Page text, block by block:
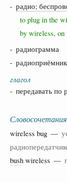
- радио;
to plug in the
by wireless,
- радиограмма
- радиоприёмник
глагол
- передавать по
Словосочетания
wireless bug —
bush wireless —